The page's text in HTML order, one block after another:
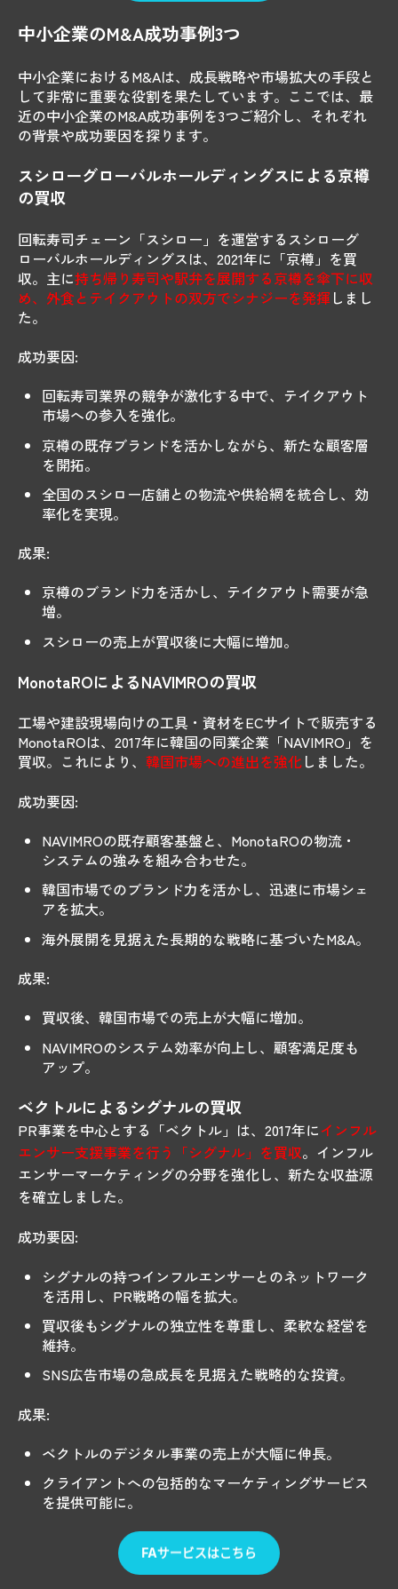
中小企業のM&A成功事例3つ
中小企業におけるM&Aは、成長戦略や市場拡大の手段と
して非常に重要な役割を果たしています。ここでは、最
近の中小企業のM&A成功事例を3つご紹介し、それぞれ
の背景や成功要因を探ります。
スシローグローバルホールディングスによる京樽
の買収
回転寿司チェーン「スシロー」を運営するスシローグ
ローバルホールディングスは、2021年に「京樽」を買
収。主に持ち帰り寿司や駅弁を展開する京樽を傘下に収
め、外食とテイクアウトの双方でシナジーを発揮しまし
た。
成功要因:
回転寿司業界の競争が激化する中で、テイクアウト
市場への参入を強化。
京樽の既存ブランドを活かしながら、新たな顧客層
を開拓。
全国のスシロー店舗との物流や供給網を統合し、効
率化を実現。
成果:
京樽のブランド力を活かし、テイクアウト需要が急
増。
スシローの売上が買収後に大幅に増加。
MonotaROによるNAVIMROの買収
工場や建設現場向けの工具・資材をECサイトで販売する
MonotaROは、2017年に韓国の同業企業「NAVIMRO」を
買収。これにより、 韓国市場への進出を強化しました。
成功要因:
NAVIMROの既存顧客基盤と、MonotaROの物流・
システムの強みを組み合わせた。
韓国市場でのブランド力を活かし、迅速に市場シェ
アを拡大。
海外展開を見据えた長期的な戦略に基づいたM&A。
成果:
買収後、韓国市場での売上が大幅に増加。
NAVIMROのシステム効率が向上し、顧客満足度も
アップ。
ベクトルによるシグナルの買収
PR事業を中心とする「ベクトル」は、2017年にインフル
エンサー支援事業を行う「シグナル」を買収。インフル
エンサーマーケティングの分野を強化し、新たな収益源
を確立しました。
成功要因:
シグナルの持つインフルエンサーとのネットワーク
を活用し、PR戦略の幅を拡大。
買収後もシグナルの独立性を尊重し、柔軟な経営を
維持。
SNS広告市場の急成長を見据えた戦略的な投資。
成果:
ベクトルのデジタル事業の売上が大幅に伸長。
クライアントへの包括的なマーケティングサービス
を提供可能に。